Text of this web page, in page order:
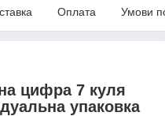
Оплата Умови
цифра 7 куля
упаковка